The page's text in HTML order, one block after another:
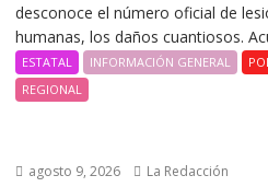
desconoce el número oficial de
humanas, los daños cuantiosos.
ESTATAL INFORMACIÓN GENERAL
REGIONAL
agosto 9, 2026 La Redacción